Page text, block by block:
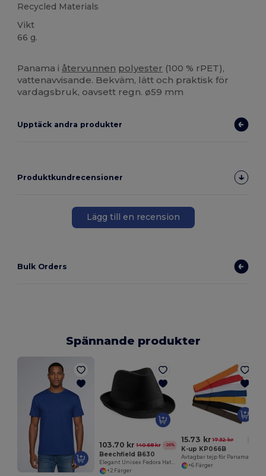
Recycled Materials
Vikt
66 g.
Panama i återvunnen polyester (100 % rPET),
vattenavvisande. Bekväm, lätt och praktisk för
vardagsbruk, oavsett regn. ø59 mm
Upptäck andra produkter
Produktkundrecensioner
Lägg till en recension
Bulk Orders
Spännande produkter
103.70 kr 140.68 kr -26%
Beechfield B630
+2 Färger
15.73 kr 17.32 kr
K-up KP066B
+6 Färger